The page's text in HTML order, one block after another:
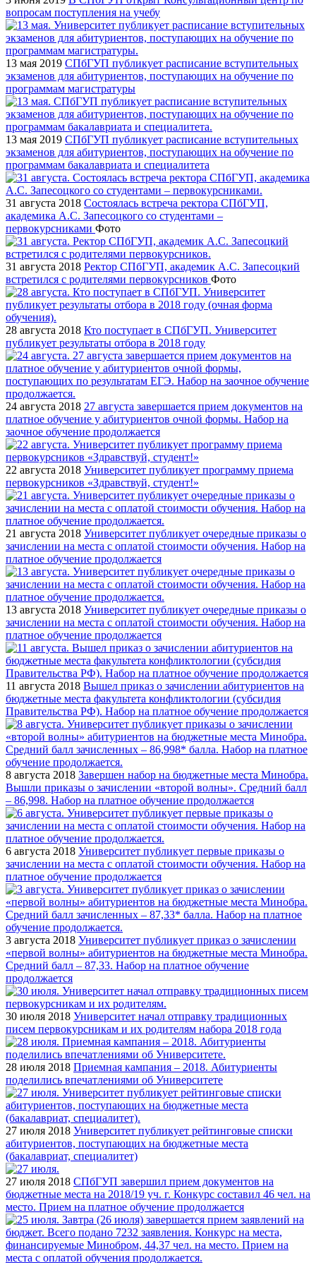
вопросам поступления на учебу
13 мая 2019 СПбГУП публикует расписание вступительных
экзаменов для абитуриентов, поступающих на обучение по
программам магистратуры
13 мая 2019 СПбГУП публикует расписание вступительных
экзаменов для абитуриентов, поступающих на обучение по
программам бакалавриата и специалитета
31 августа 2018 Состоялась встреча ректора СПбГУП,
академика А.С. Запесоцкого со студентами –
первокурсниками Фото
31 августа 2018 Ректор СПбГУП, академик А.С. Запесоцкий
встретился с родителями первокурсников Фото
28 августа 2018 Кто поступает в СПбГУП. Университет
публикует результаты отбора в 2018 году
24 августа 2018 27 августа завершается прием документов на
платное обучение у абитуриентов очной формы. Набор на
заочное обучение продолжается
22 августа 2018 Университет публикует программу приема
первокурсников «Здравствуй, студент!»
21 августа 2018 Университет публикует очередные приказы о
зачислении на места с оплатой стоимости обучения. Набор на
платное обучение продолжается
13 августа 2018 Университет публикует очередные приказы о
зачислении на места с оплатой стоимости обучения. Набор на
платное обучение продолжается
11 августа 2018 Вышел приказ о зачислении абитуриентов на
бюджетные места факультета конфликтологии (субсидия
Правительства РФ). Набор на платное обучение продолжается
8 августа 2018 Завершен набор на бюджетные места Минобра.
Вышли приказы о зачислении «второй волны». Средний балл
– 86,998. Набор на платное обучение продолжается
6 августа 2018 Университет публикует первые приказы о
зачислении на места с оплатой стоимости обучения. Набор на
платное обучение продолжается
3 августа 2018 Университет публикует приказ о зачислении
«первой волны» абитуриентов на бюджетные места Минобра.
Средний балл – 87,33. Набор на платное обучение
продолжается
30 июля 2018 Университет начал отправку традиционных
писем первокурсникам и их родителям набора 2018 года
28 июля 2018 Приемная кампания – 2018. Абитуриенты
поделились впечатлениями об Университете
27 июля 2018 Университет публикует рейтинговые списки
абитуриентов, поступающих на бюджетные места
(бакалавриат, специалитет)
27 июля 2018 СПбГУП завершил прием документов на
бюджетные места на 2018/19 уч. г. Конкурс составил 46 чел. на
место. Прием на платное обучение продолжается